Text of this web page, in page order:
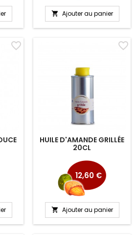
 Ajouter au panier
favorite_border
HUILE D'AMANDE GRILLÉE
20CL
Prix
12,60 €
 Ajouter au panier
favorite_border